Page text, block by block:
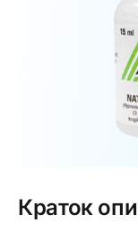
Медицински
Краток